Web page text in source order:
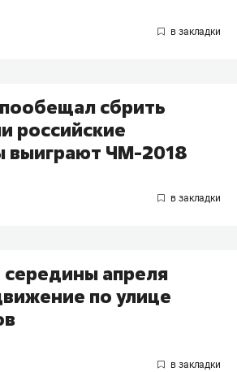
сбрить
российские
выиграют ЧМ-2018
середины апреля
по улице